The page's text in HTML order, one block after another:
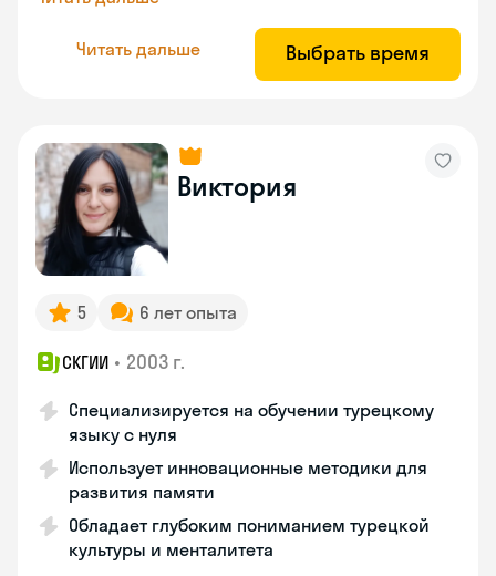
Читать дальше Выбрать время
Виктория
5 6 лет опыта
СКГИИ • 2003 г.
Специализируется на обучении турецкому
языку с нуля
Использует инновационные методики для
развития памяти
Обладает глубоким пониманием турецкой
культуры и менталитета